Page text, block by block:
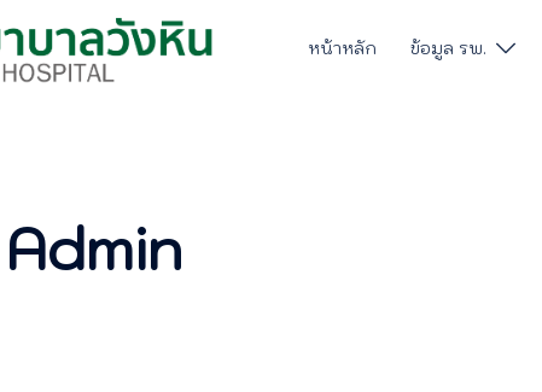
หน้าหลัก ข้อมูล รพ.
Admin